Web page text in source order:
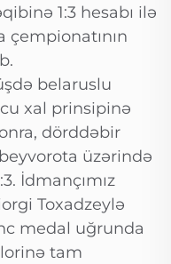
1:3 hesabı ilə
çempionatının
belaruslu
xal prinsipinə
dörddəbir
üzərində
İdmançımız
Toxadzeylə
medal uğrunda
tam